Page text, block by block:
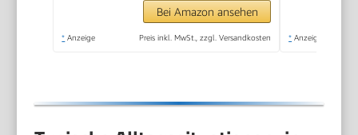
Mac OS X, YouTube,
Skype, zum Konferenz
Bei Amazon ansehen
* Anzeige Preis inkl. MwSt., zzgl. Versandkosten * Anzeige